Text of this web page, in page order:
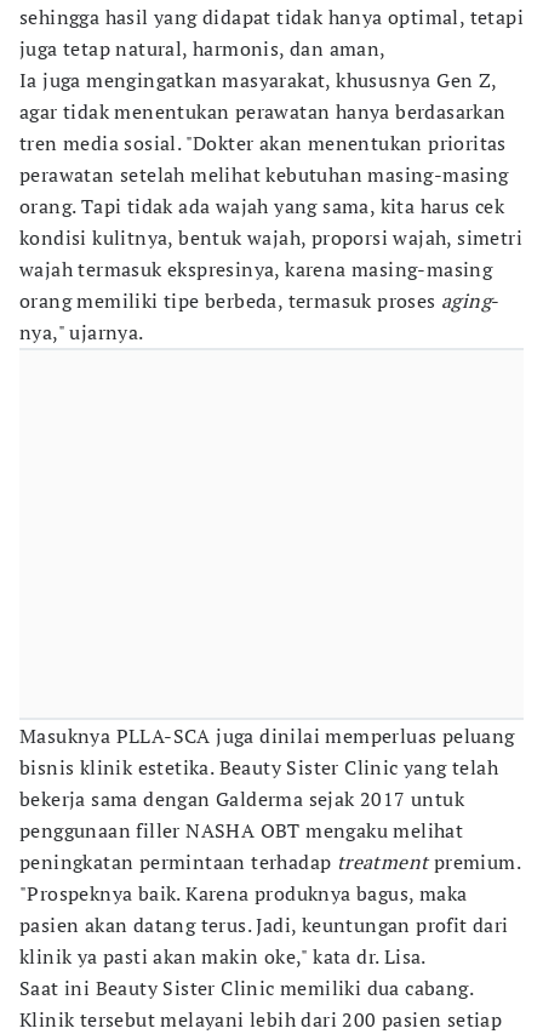
sehingga hasil yang didapat tidak hanya optimal, tetapi
juga tetap natural, harmonis, dan aman,
Ia juga mengingatkan masyarakat, khususnya Gen Z,
agar tidak menentukan perawatan hanya berdasarkan
tren media sosial. "Dokter akan menentukan prioritas
perawatan setelah melihat kebutuhan masing-masing
orang. Tapi tidak ada wajah yang sama, kita harus cek
kondisi kulitnya, bentuk wajah, proporsi wajah, simetri
wajah termasuk ekspresinya, karena masing-masing
orang memiliki tipe berbeda, termasuk proses aging-
nya," ujarnya.
Masuknya PLLA-SCA juga dinilai memperluas peluang
bisnis klinik estetika. Beauty Sister Clinic yang telah
bekerja sama dengan Galderma sejak 2017 untuk
penggunaan filler NASHA OBT mengaku melihat
peningkatan permintaan terhadap treatmentpremium.
"Prospeknya baik. Karena produknya bagus, maka
pasien akan datang terus. Jadi, keuntungan profit dari
klinik ya pasti akan makin oke," kata dr. Lisa.
Saat ini Beauty Sister Clinic memiliki dua cabang.
Klinik tersebut melayani lebih dari 200 pasien setiap